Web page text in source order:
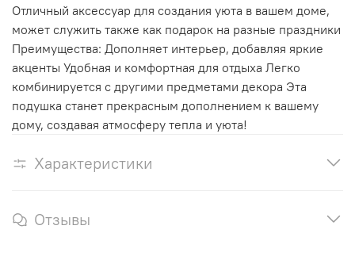
Отличный аксессуар для создания уюта в вашем доме,
может служить также как подарок на разные праздники
Преимущества: Дополняет интерьер, добавляя яркие
акценты Удобная и комфортная для отдыха Легко
комбинируется с другими предметами декора Эта
подушка станет прекрасным дополнением к вашему
дому, создавая атмосферу тепла и уюта!
Характеристики
Отзывы